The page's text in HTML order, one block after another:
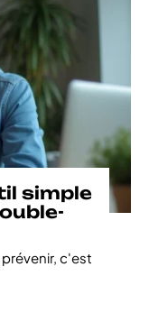
simple
c'est